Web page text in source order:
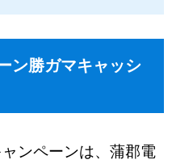
ン勝ガマキャッシ
ンペーンは、蒲郡電